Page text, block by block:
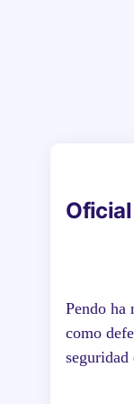
Pendo ha
como
seguridad